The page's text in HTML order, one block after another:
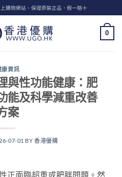
購物網站、保證原裝正品，假一賠十
0
康資訊
與性功能健康：肥
能及科學減重改善
案
07-01 BY香港優購
正面臨超重或肥胖問題。然